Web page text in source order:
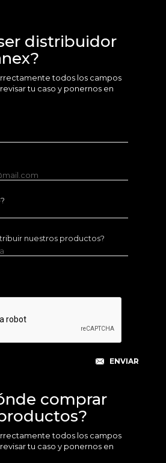
distribuidor
todos los campos
tu caso y ponernos en
nuestros productos?
comprar
todos los campos
tu caso y ponernos en